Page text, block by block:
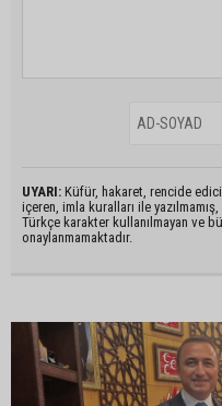
UYARI: Küfür, hakaret, rencide
içeren, imla kuralları ile yazılmamış,
Türkçe karakter kullanılmayan ve
onaylanmamaktadır.